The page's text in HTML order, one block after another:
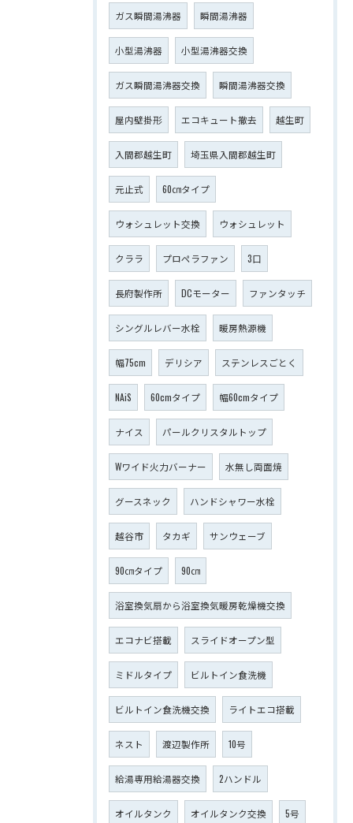
ガス瞬間湯沸器 瞬間湯沸器
小型湯沸器 小型湯沸器交換
ガス瞬間湯沸器交換 瞬間湯沸器交換
屋内壁掛形 エコキュート撤去 越生町
入間郡越生町 埼玉県入間郡越生町
元止式 60㎝タイプ
ウォシュレット交換 ウォシュレット
クララ プロペラファン 3口
長府製作所 DCモーター ファンタッチ
シングルレバー水栓 暖房熱源機
幅75cm デリシア ステンレスごとく
NAiS 60cmタイプ 幅60cmタイプ
ナイス パールクリスタルトップ
Wワイド火力バーナー 水無し両面焼
グースネック ハンドシャワー水栓
越谷市 タカギ サンウェーブ
90㎝タイプ 90㎝
浴室換気扇から浴室換気暖房乾燥機交換
エコナビ搭載 スライドオープン型
ミドルタイプ ビルトイン食洗機
ビルトイン食洗機交換 ライトエコ搭載
ネスト 渡辺製作所 10号
給湯専用給湯器交換 2ハンドル
オイルタンク オイルタンク交換 5号